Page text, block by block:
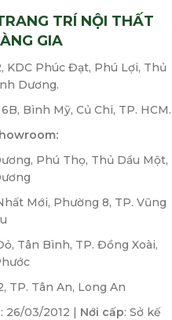
TRÍ NỘI THẤT
GIA
KDC Phúc Đạt, Phú Lợi, Thủ
Dương.
Bình Mỹ, Củ Chi, TP. HCM.
Phú Thọ, Thủ Dầu Một,
Mới, Phường 8, TP. Vũng
Tân Bình, TP. Đồng Xoài,
TP. Tân An, Long An
: 26/03/2012 | Nới cấp: Sở kế